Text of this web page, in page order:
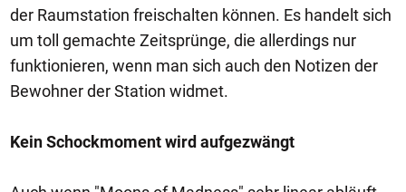
der Raumstation freischalten können. Es handelt sich
um toll gemachte Zeitsprünge, die allerdings nur
funktionieren, wenn man sich auch den Notizen der
Bewohner der Station widmet.
Kein Schockmoment wird aufgezwängt